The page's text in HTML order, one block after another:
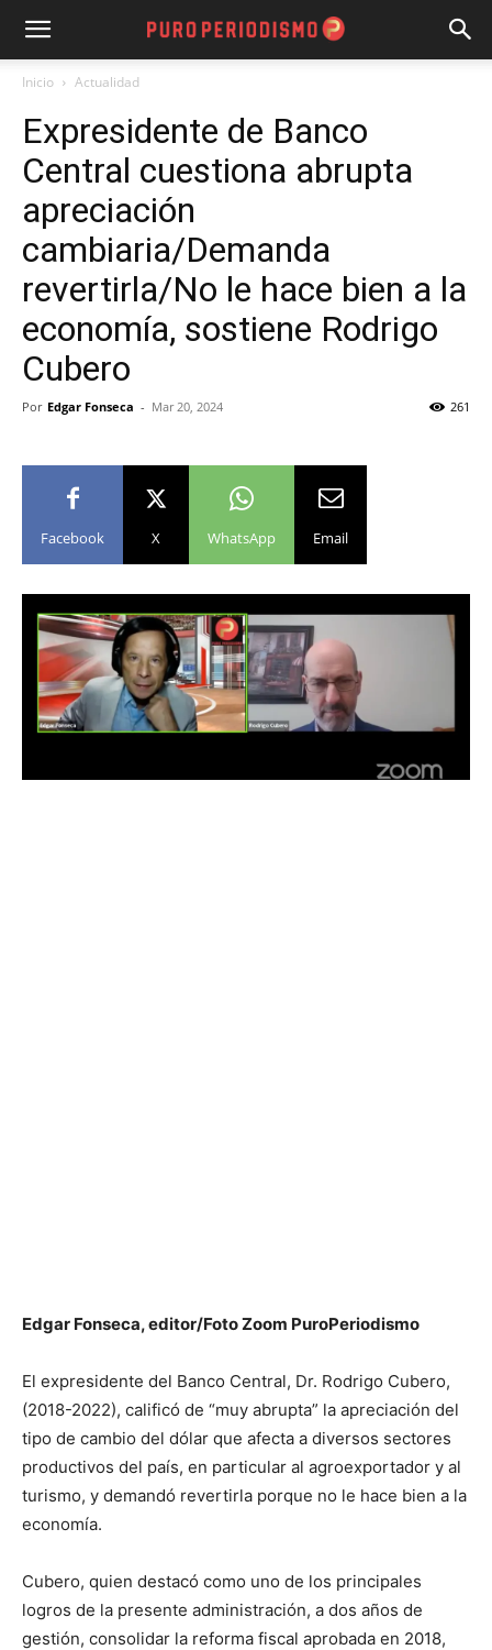
Inicio Actualidad
Expresidente de Banco
Central cuestiona abrupta
apreciación
cambiaria/Demanda
revertirla/No le hace bien a la
economía, sostiene Rodrigo
Cubero
Por Edgar Fonseca - Mar 20, 2024 261
Facebook X WhatsApp Email
Edgar Fonseca, editor/Foto Zoom PuroPeriodismo
El expresidente del Banco Central, Dr. Rodrigo Cubero,
(2018-2022), calificó de “muy abrupta” la apreciación del
tipo de cambio del dólar que afecta a diversos sectores
productivos del país, en particular al agroexportador y al
turismo, y demandó revertirla porque no le hace bien a la
economía.
Cubero, quien destacó como uno de los principales
logros de la presente administración, a dos años de
gestión, consolidar la reforma fiscal aprobada en 2018,